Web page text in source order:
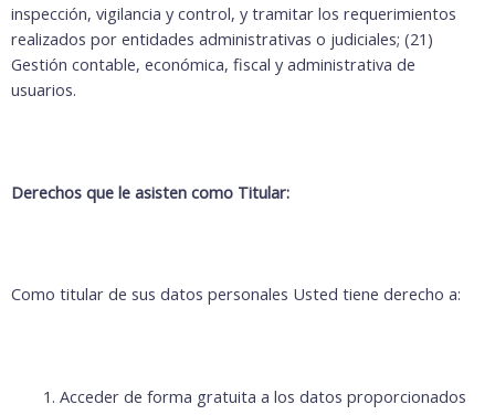
inspección, vigilancia y control, y tramitar los requerimientos
realizados por entidades administrativas o judiciales; (21)
Gestión contable, económica, fiscal y administrativa de
usuarios.
Derechos que le asisten como Titular:
Como titular de sus datos personales Usted tiene derecho a:
Acceder de forma gratuita a los datos proporcionados